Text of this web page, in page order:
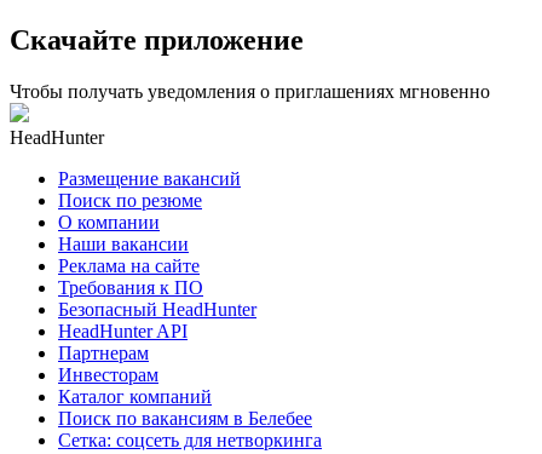
Скачайте приложение
Чтобы получать уведомления о приглашениях мгновенно
HeadHunter
Размещение вакансий
Поиск по резюме
О компании
Наши вакансии
Реклама на сайте
Требования к ПО
Безопасный HeadHunter
HeadHunter API
Партнерам
Инвесторам
Каталог компаний
Поиск по вакансиям в Белебее
Сетка: соцсеть для нетворкинга